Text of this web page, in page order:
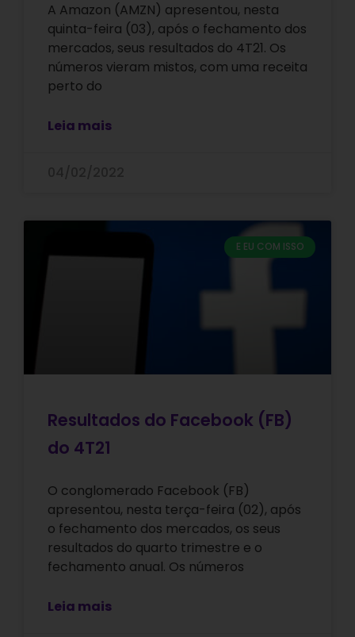
A Amazon (AMZN) apresentou, nesta
quinta-feira (03), após o fechamento dos
mercados, seus resultados do 4T21. Os
números vieram mistos, com uma receita
perto do
Leia mais
E EU COM ISSO
Resultados do Facebook (FB)
do 4T21
O conglomerado Facebook (FB)
apresentou, nesta terça-feira (02), após
o fechamento dos mercados, os seus
resultados do quarto trimestre e o
fechamento anual. Os números
Leia mais